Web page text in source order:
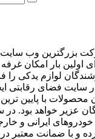
بزرگترین وب سایت
اولین بار امکان
لوازم یدکی
سایت فضای رقابتی
با پایین
عزیر خواهد بود.
خودروهای ایرانی و